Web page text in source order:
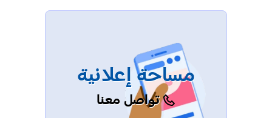
مساحة إعلانية
تواصل معنا